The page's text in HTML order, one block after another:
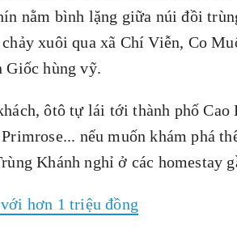
nằm bình lặng giữa núi đồi
xuôi qua xã Chí Viễn, Co
Giốc hùng vỹ.
ôtô tự lái tới thành phố
nếu muốn khám phá
Khánh nghỉ ở các homestay
hơn 1 triệu đồng